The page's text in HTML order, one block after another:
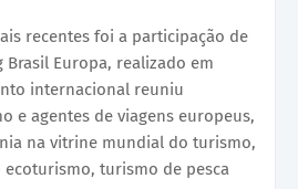
recentes foi a participação de
Europa, realizado em
internacional reuniu
e agentes de viagens europeus,
na vitrine mundial do turismo,
ecoturismo, turismo de pesca